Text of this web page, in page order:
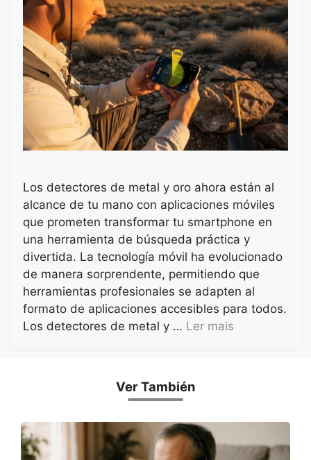
Los detectores de metal y oro ahora están al
alcance de tu mano con aplicaciones móviles
que prometen transformar tu smartphone en
una herramienta de búsqueda práctica y
divertida. La tecnología móvil ha evolucionado
de manera sorprendente, permitiendo que
herramientas profesionales se adapten al
formato de aplicaciones accesibles para todos.
Los detectores de metal y … Ler mais
Ver También